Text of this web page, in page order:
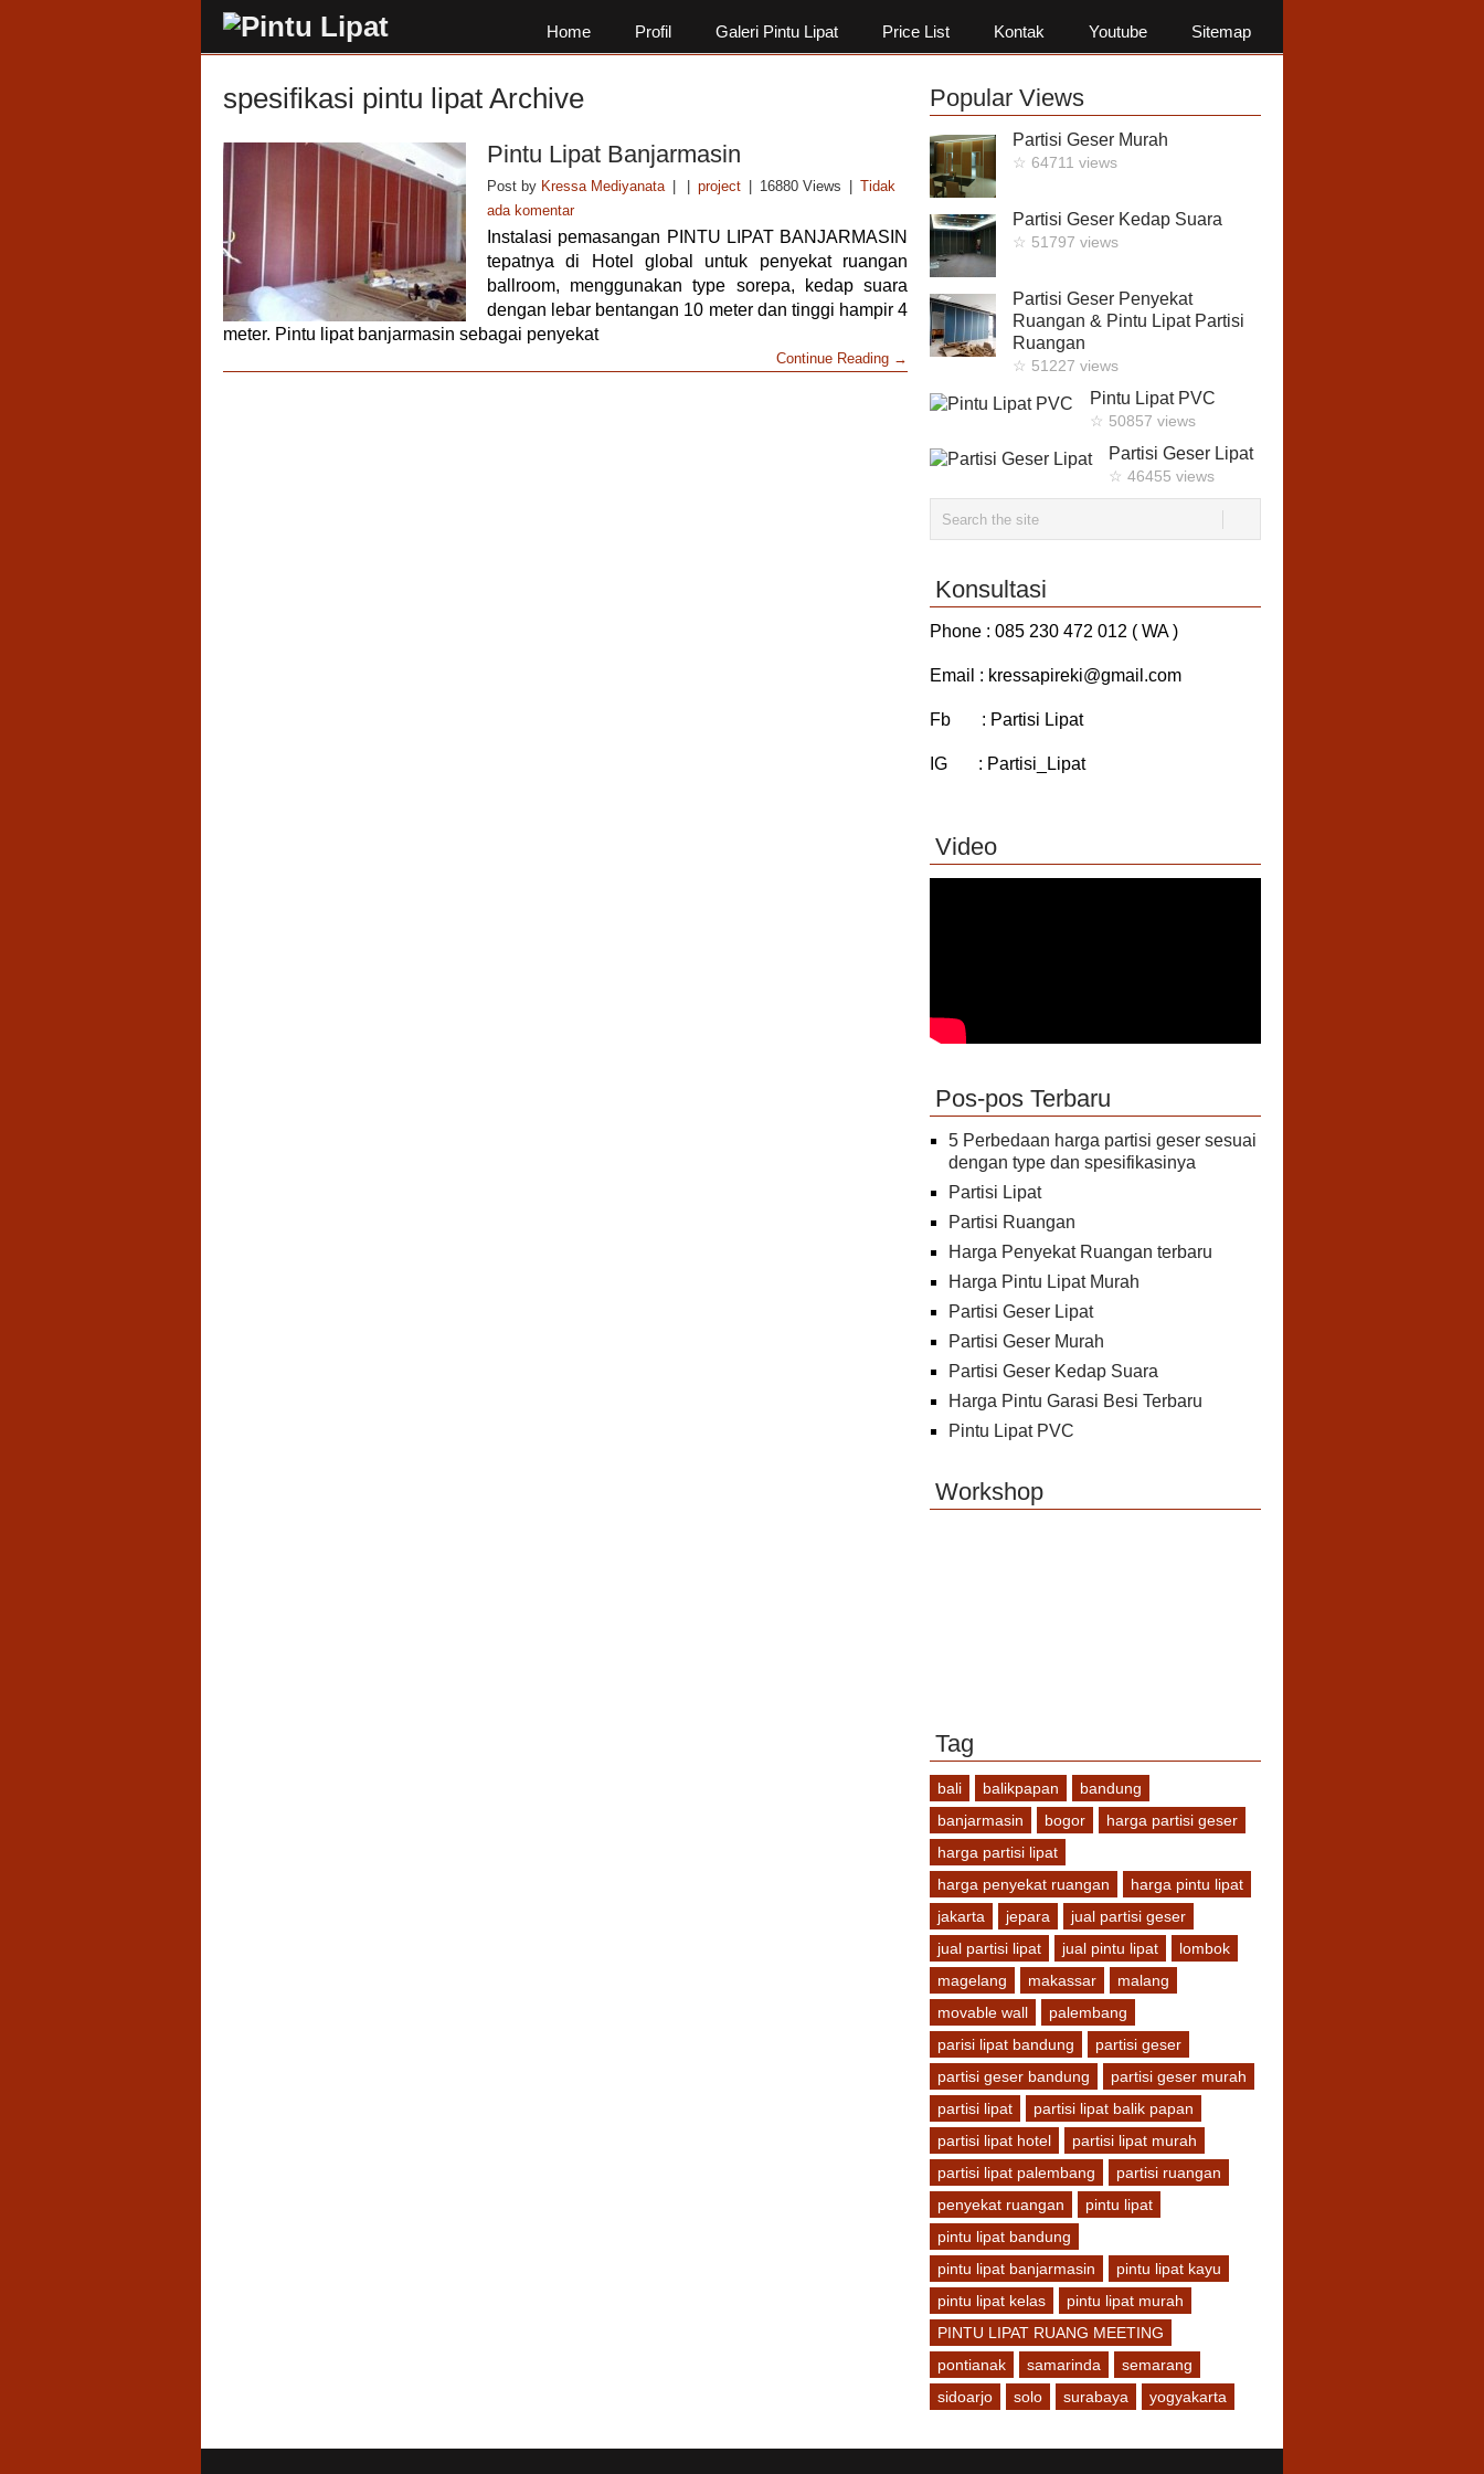
Home Profil Galeri Pintu Lipat Price List Kontak Youtube Sitemap
spesifikasi pintu lipat Archive
Pintu Lipat Banjarmasin
Post by Kressa Mediyanata project 16880 Views
Tidak
ada komentar
Instalasi pemasangan PINTU LIPAT BANJARMASIN
tepatnya di Hotel global untuk penyekat ruangan
ballroom, menggunakan type sorepa, kedap suara
dengan lebar bentangan 10 meter dan tinggi hampir 4
meter. Pintu lipat banjarmasin sebagai penyekat
Continue Reading →
Popular Views
Partisi Geser Murah
☆ 64711 views
Partisi Geser Kedap Suara
☆ 51797 views
Partisi Geser Penyekat
Ruangan & Pintu Lipat Partisi
Ruangan
☆ 51227 views
Pintu Lipat PVC
☆ 50857 views
Partisi Geser Lipat
☆ 46455 views
Konsultasi
Phone : 085 230 472 012 ( WA )
Email : kressapireki@gmail.com
Fb : Partisi Lipat
IG : Partisi_Lipat
Video
Pos-pos Terbaru
5 Perbedaan harga partisi geser sesuai
dengan type dan spesifikasinya
Partisi Lipat
Partisi Ruangan
Harga Penyekat Ruangan terbaru
Harga Pintu Lipat Murah
Partisi Geser Lipat
Partisi Geser Murah
Partisi Geser Kedap Suara
Harga Pintu Garasi Besi Terbaru
Pintu Lipat PVC
Workshop
Tag
bali balikpapan
bandung
banjarmasin
bogor
harga partisi geser
harga partisi lipat
harga penyekat ruangan
harga pintu lipat
jakarta
jepara
jual partisi geser
jual partisi lipat
jual pintu lipat
lombok
magelang
makassar
malang
movable wall
palembang
parisi lipat bandung
partisi geser
partisi geser bandung
partisi geser murah
partisi lipat
partisi lipat balik papan
partisi lipat hotel
partisi lipat murah
partisi lipat palembang
partisi ruangan
penyekat ruangan
pintu lipat
pintu lipat bandung
pintu lipat banjarmasin
pintu lipat kayu
pintu lipat kelas
pintu lipat murah
PINTU LIPAT RUANG MEETING
pontianak
samarinda
semarang
sidoarjo
solo surabaya yogyakarta